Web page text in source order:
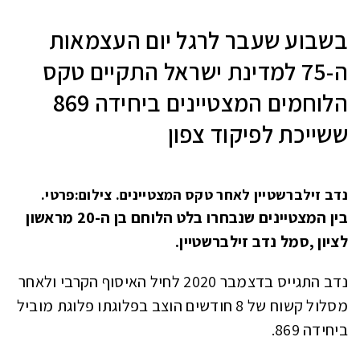
בשבוע שעבר לרגל יום העצמאות
ה-75 למדינת ישראל התקיים טקס
הלוחמים המצטיינים ביחידה 869
ששייכת לפיקוד צפון
נדב זילברשטיין לאחר טקס המצטיינים. צילום:פרטי.
בין המצטיינים שנבחרו בלט הלוחם בן ה-20 מראשון
לציון ,סמל נדב זילברשטיין.
נדב התגייס בדצמבר 2020 לחיל האיסוף הקרבי ולאחר
מסלול קשוח של 8 חודשים הוצב בפלוגתו פלוגת מוביל
ביחידה 869.